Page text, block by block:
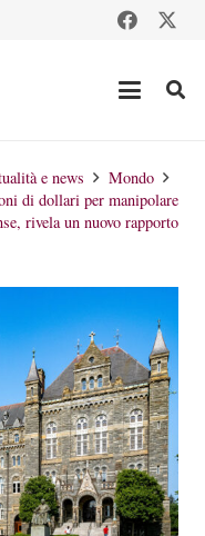
e news
Mondo
di dollari per manipolare
rivela un nuovo rapporto